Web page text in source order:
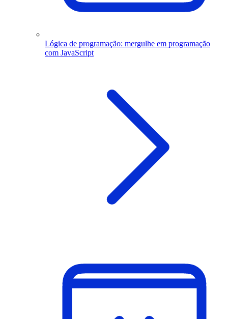
Lógica de programação: mergulhe em programação
com JavaScript